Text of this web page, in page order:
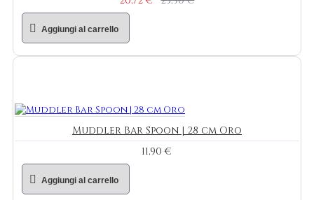
Aggiungi al carrello
Muddler Bar Spoon | 28 cm Oro
11,90 €
Aggiungi al carrello